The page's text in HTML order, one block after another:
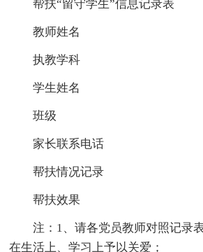
帮扶“留守学生”信息记录表
教师姓名
执教学科
学生姓名
班级
家长联系电话
帮扶情况记录
帮扶效果
注：1、请各党员教师对照记录表
在生活上、学习上予以关爱；